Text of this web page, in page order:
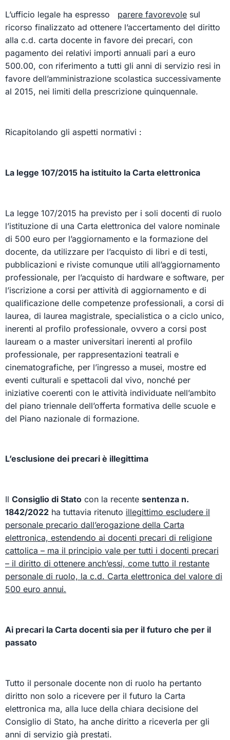
L’ufficio legale ha espresso parere favorevole sul
ricorso finalizzato ad ottenere l’accertamento del diritto
alla c.d. carta docente in favore dei precari, con
pagamento dei relativi importi annuali pari a euro
500.00, con riferimento a tutti gli anni di servizio resi in
favore dell’amministrazione scolastica successivamente
al 2015, nei limiti della prescrizione quinquennale.
Ricapitolando gli aspetti normativi :
La legge 107/2015 ha istituito la Carta elettronica
La legge 107/2015 ha previsto per i soli docenti di ruolo
l’istituzione di una Carta elettronica del valore nominale
di 500 euro per l’aggiornamento e la formazione del
docente, da utilizzare per l’acquisto di libri e di testi,
pubblicazioni e riviste comunque utili all’aggiornamento
professionale, per l’acquisto di hardware e software, per
l’iscrizione a corsi per attività di aggiornamento e di
qualificazione delle competenze professionali, a corsi di
laurea, di laurea magistrale, specialistica o a ciclo unico,
inerenti al profilo professionale, ovvero a corsi post
lauream o a master universitari inerenti al profilo
professionale, per rappresentazioni teatrali e
cinematografiche, per l’ingresso a musei, mostre ed
eventi culturali e spettacoli dal vivo, nonché per
iniziative coerenti con le attività individuate nell’ambito
del piano triennale dell’offerta formativa delle scuole e
del Piano nazionale di formazione.
L’esclusione dei precari è illegittima
Il Consiglio di Stato con la recente sentenza n.
1842/2022 ha tuttavia ritenuto illegittimo escludere il
personale precario dall’erogazione della Carta
elettronica, estendendo ai docenti precari di religione
cattolica – ma il principio vale per tutti i docenti precari
– il diritto di ottenere anch’essi, come tutto il restante
personale di ruolo, la c.d. Carta elettronica del valore di
500 euro annui.
Ai precari la Carta docenti sia per il futuro che per il
passato
Tutto il personale docente non di ruolo ha pertanto
diritto non solo a ricevere per il futuro la Carta
elettronica ma, alla luce della chiara decisione del
Consiglio di Stato, ha anche diritto a riceverla per gli
anni di servizio già prestati.